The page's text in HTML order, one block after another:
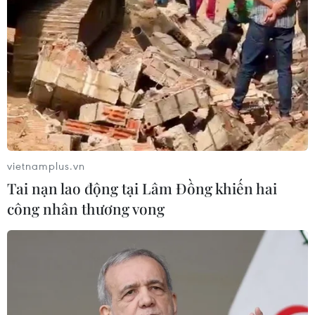
Tây Ban Nha phát trực tiếp nhật thực
toàn phần từ độ cao 9.000 m
04/08/2026 13:23
Tàu chở hàng của Thổ Nhĩ Kỳ bị tấn
công trên Biển Đen
04/08/2026 05:54
Vì sao Google khiến Mỹ và
Máy bay chở khách nội địa đầu tiên
vietnamplus.vn
Tai nạn lao động tại Lâm Đồng khiến hai
công nhân thương vong